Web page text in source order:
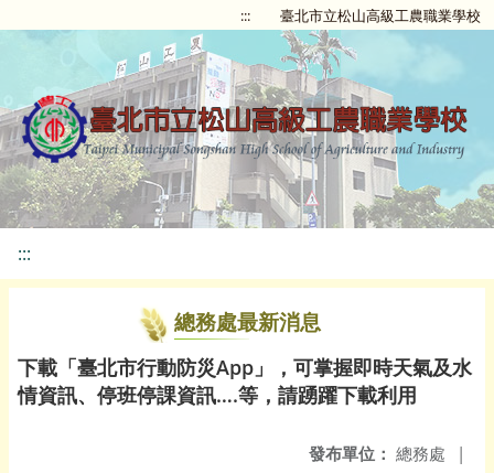
::: 臺北市立松山高級工農職業學校
:::
總務處最新消息
下載「臺北市行動防災App」，可掌握即時天氣及水
情資訊、停班停課資訊….等，請踴躍下載利用
發布單位： 總務處 |